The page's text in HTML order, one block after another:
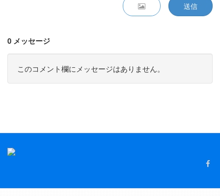
送信
0 メッセージ
このコメント欄にメッセージはありません。